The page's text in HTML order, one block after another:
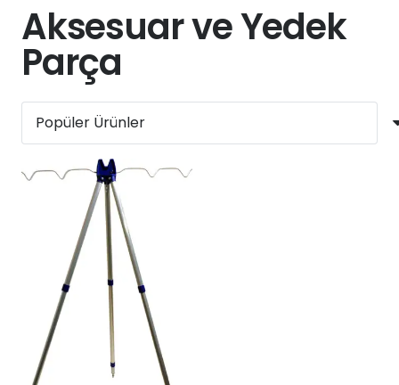
Aksesuar ve Yedek
Parça